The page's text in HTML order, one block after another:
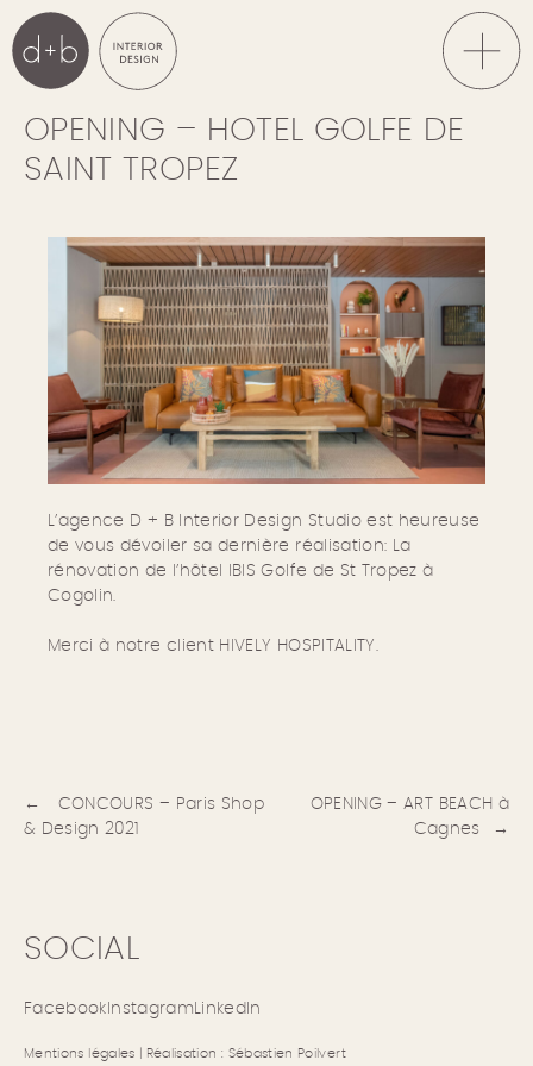
to
content
d+b Interior Design
Demuth + Béné-
Combes Interior
Design Studio |
OPENING – HOTEL GOLFE DE
SAINT TROPEZ
L’agence D + B Interior Design Studio est heureuse
de vous dévoiler sa dernière réalisation: La
rénovation de l’hôtel IBIS Golfe de St Tropez à
Cogolin.
Merci à notre client HIVELY HOSPITALITY.
l’article
CONCOURS – Paris Shop
& Design 2021
OPENING – ART BEACH à
Cagnes
SOCIAL
Facebook InstagramLinkedIn
Mentions légales | Réalisation : Sébastien Poilvert